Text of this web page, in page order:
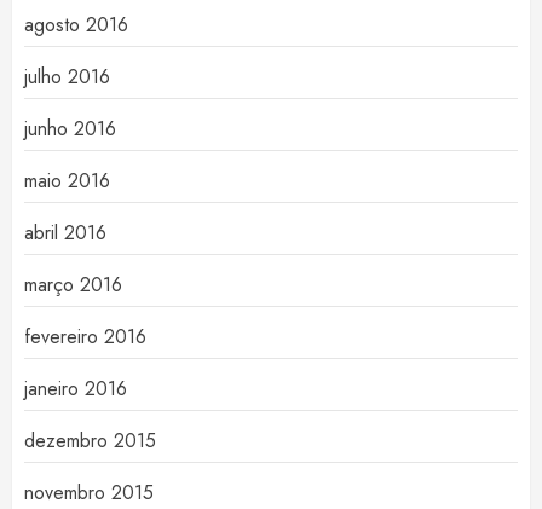
agosto 2016
julho 2016
junho 2016
maio 2016
abril 2016
março 2016
fevereiro 2016
janeiro 2016
dezembro 2015
novembro 2015